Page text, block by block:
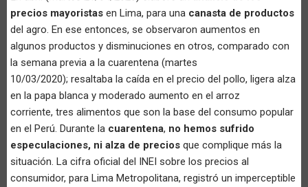
precios mayoristas en Lima, para una canasta de productos
del agro. En ese entonces, se observaron aumentos en
algunos productos y disminuciones en otros, comparado con
la semana previa a la cuarentena (martes
10/03/2020); resaltaba la caída en el precio del pollo, ligera alza
en la papa blanca y moderado aumento en el arroz
corriente, tres alimentos que son la base del consumo popular
en el Perú. Durante la cuarentena, no hemos sufrido
especulaciones, ni alza de precios que complique más la
situación. La cifra oficial del INEI sobre los precios al
consumidor, para Lima Metropolitana, registró un imperceptible